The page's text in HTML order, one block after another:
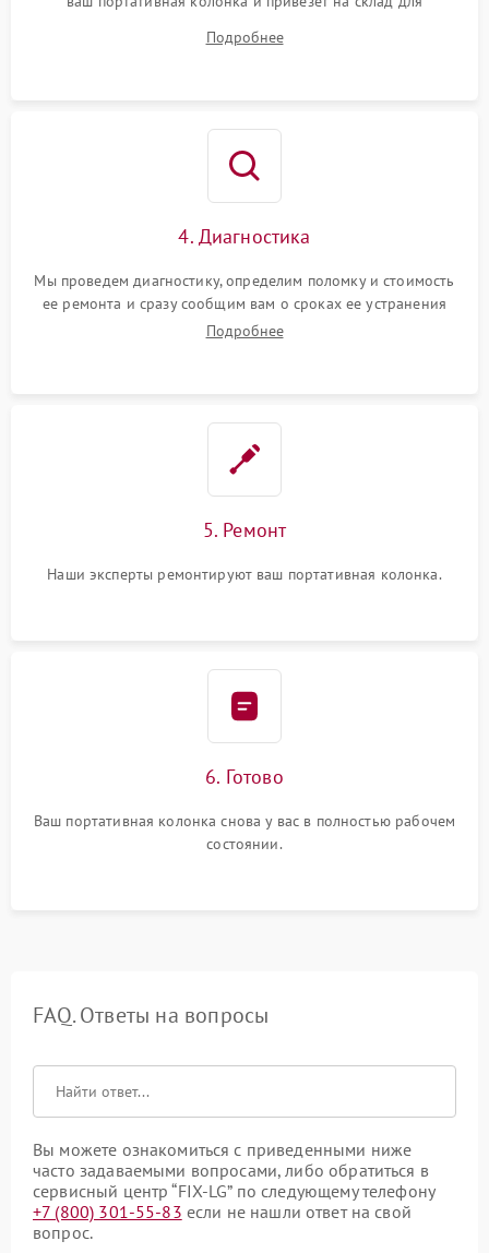
Подробнее
4. Диагностика
Мы проведем диагностику, определим поломку и стоимость
ее ремонта и сразу сообщим вам о сроках ее устранения
Подробнее
5. Ремонт
Наши эксперты ремонтируют ваш портативная колонка.
6. Готово
Ваш портативная колонка снова у вас в полностью рабочем
состоянии.
FAQ. Ответы на вопросы
Вы можете ознакомиться с приведенными ниже
часто задаваемыми вопросами, либо обратиться в
сервисный центр “FIX-LG” по следующему телефону
+7 (800) 301-55-83 если не нашли ответ на свой
вопрос.